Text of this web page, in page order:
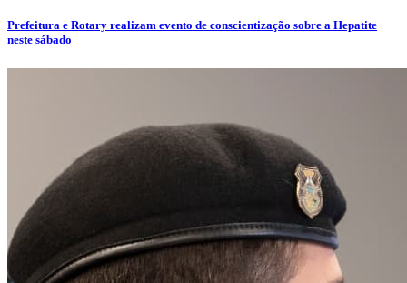
Prefeitura e Rotary realizam evento de conscientização sobre a Hepatite
neste sábado